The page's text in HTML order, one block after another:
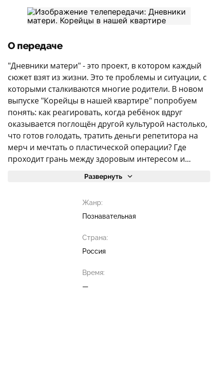
О передаче
"Дневники матери" - это проект, в котором каждый
сюжет взят из жизни. Это те проблемы и ситуации, с
которыми сталкиваются многие родители. В новом
выпуске "Корейцы в нашей квартире" попробуем
понять: как реагировать, когда ребёнок вдруг
оказывается поглощён другой культурой настолько,
что готов голодать, тратить деньги репетитора на
мерч и мечтать о пластической операции? Где
проходит грань между здоровым интересом и...
Развернуть
Жанр:
Познавательная
Страна:
Россия
Время:
—